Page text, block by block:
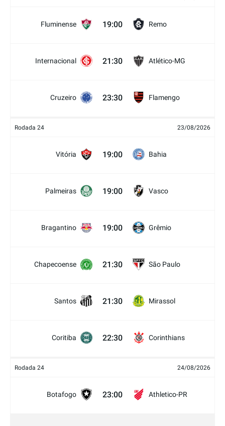
Fluminense 19:00 Remo
Internacional 21:30 Atlético-MG
Cruzeiro 23:30 Flamengo
Rodada 24 23/08/2026
Vitória 19:00 Bahia
Palmeiras 19:00 Vasco
Bragantino 19:00 Grêmio
Chapecoense 21:30 São Paulo
Santos 21:30 Mirassol
Coritiba 22:30 Corinthians
Rodada 24 24/08/2026
Botafogo 23:00 Athletico-PR